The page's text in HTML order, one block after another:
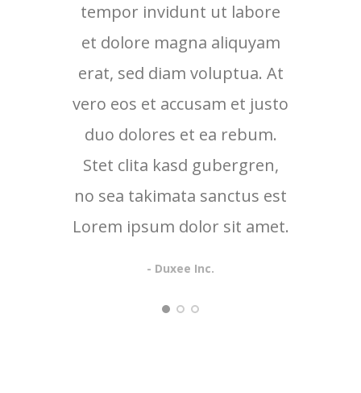
tempor invidunt ut labore
et dolore magna aliquyam
erat, sed diam voluptua. At
vero eos et accusam et justo
duo dolores et ea rebum.
Stet clita kasd gubergren,
no sea takimata sanctus est
Lorem ipsum dolor sit amet.
- Duxee Inc.